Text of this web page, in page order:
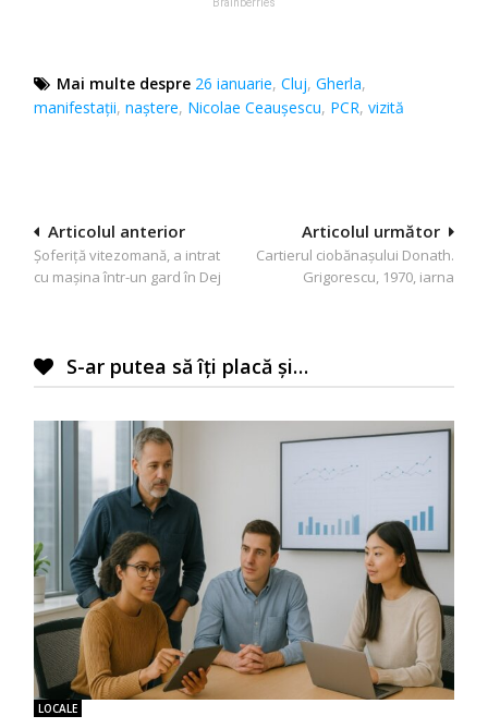
Mai multe despre 26 ianuarie,Cluj,Gherla,
manifestaţii,naştere, Nicolae Ceauşescu, PCR,vizită
Navigare
în
Articolul următor
Cartierul ciobănaşului Donath.
Grigorescu, 1970, iarna
Articolul anterior
Șoferiță vitezomană, a intrat
cu mașina într-un gard în Dej
S-ar putea să îți placă și…
LOCALE